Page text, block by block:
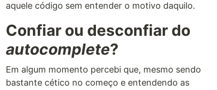
aquele código sem entender o motivo daquilo.
Confiar ou desconfiar do
autocomplete?
Em algum momento percebi que, mesmo sendo
bastante cético no começo e entendendo as